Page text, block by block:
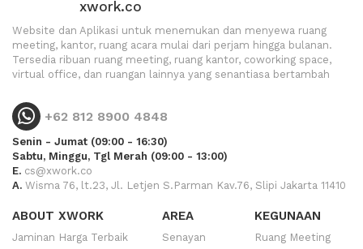
xwork.co
Website dan Aplikasi untuk menemukan dan menyewa ruang
meeting, kantor, ruang acara mulai dari perjam hingga bulanan.
Tersedia ribuan ruang meeting, ruang kantor, coworking space,
virtual office, dan ruangan lainnya yang senantiasa bertambah
+62 812 8900 4848
Senin - Jumat (09:00 - 16:30)
Sabtu, Minggu, Tgl Merah (09:00 - 13:00)
E. cs@xwork.co
A. Wisma 76, lt.23, Jl. Letjen S.Parman Kav.76, Slipi Jakarta 11410
ABOUT XWORK
Jaminan Harga Terbaik
AREA
Senayan
KEGUNAAN
Ruang Meeting